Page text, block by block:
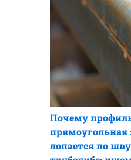
Почему
прямоугольная
лопается по